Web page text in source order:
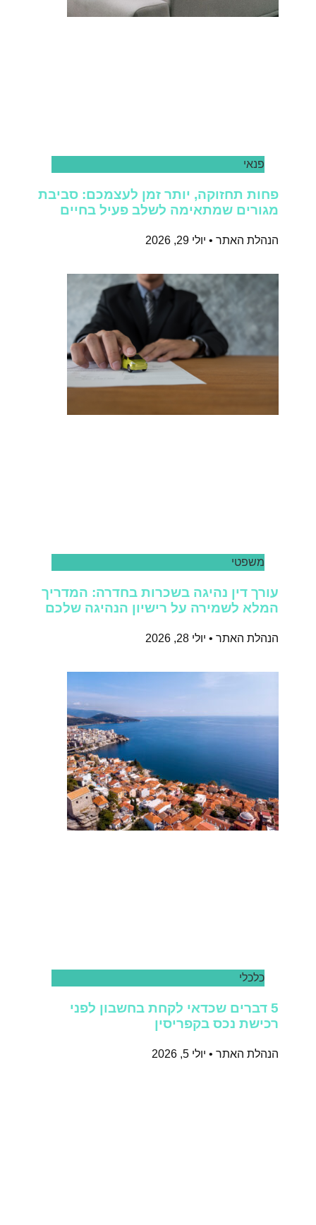
פנאי
פחות תחזוקה, יותר זמן לעצמכם: סביבת
מגורים שמתאימה לשלב פעיל בחיים
הנהלת האתר יולי 29, 2026
משפטי
עורך דין נהיגה בשכרות בחדרה: המדריך
המלא לשמירה על רישיון הנהיגה שלכם
הנהלת האתר יולי 28, 2026
כלכלי
5 דברים שכדאי לקחת בחשבון לפני
רכישת נכס בקפריסין
הנהלת האתר יולי 5, 2026